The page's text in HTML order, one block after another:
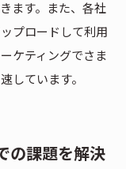
ます。また、各社
プロードして利用
ケティングでさま
しています。
の課題を解決